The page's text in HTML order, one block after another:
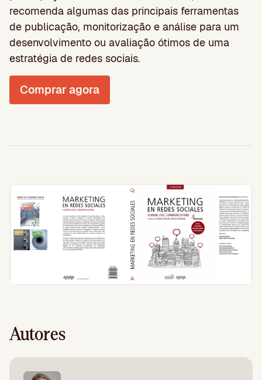
recomenda algumas das principais ferramentas
de publicação, monitorização e análise para um
desenvolvimento ou avaliação ótimos de uma
estratégia de redes sociais.
Comprar agora
Autores